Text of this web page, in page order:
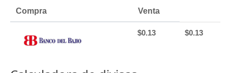
Compra
Venta
$0.13 $0.13